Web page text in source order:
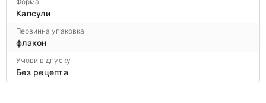
Капсули
Первинна упаковка
флакон
Умови відпуску
Без рецепта